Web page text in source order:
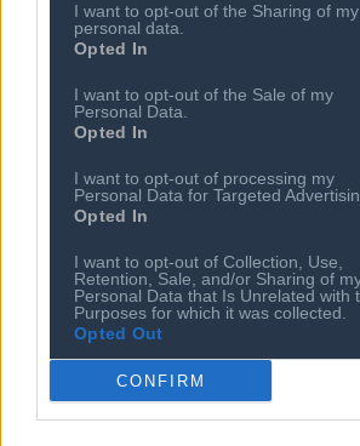
I want to opt-out of the Sharing of my
personal data.
Opted In
I want to opt-out of the Sale of my
Personal Data.
Opted In
I want to opt-out of processing my
Personal Data for Targeted
Opted In
I want to opt-out of Collection, Use,
Retention, Sale, and/or Sharing of
Personal Data that Is Unrelated with
Purposes for which it was collected.
Opted Out
CONFIRM
Ποιος είναι ο ΣΕΠΕ
Καταστατικό
Κώδικας Δεοντολογίας
Κανονισμός Διαιτησίας
Ιστορικό
Αιρετά
Εγγραφή